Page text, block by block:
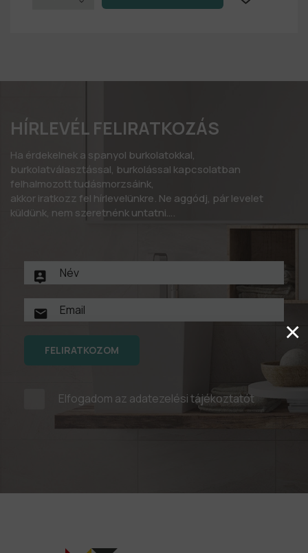
HÍRLEVÉL FELIRATKOZÁS
Ha érdekelnek a spanyol burkolatokkal,
burkolatválasztással, burkolással kapcsolatban
felhalmozott tudásmorzsáink,
akkor iratkozz fel hírlevelünkre. Ne aggódj, pár levelet
küldünk, nem szeretnénk untatni….
FELIRATKOZOM
Elfogadom az adatezelési tájékoztatót
×